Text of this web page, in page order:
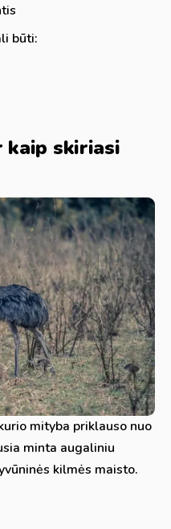
būti:
kaip skiriasi
mityba priklauso nuo
minta augaliniu
kilmės maisto.